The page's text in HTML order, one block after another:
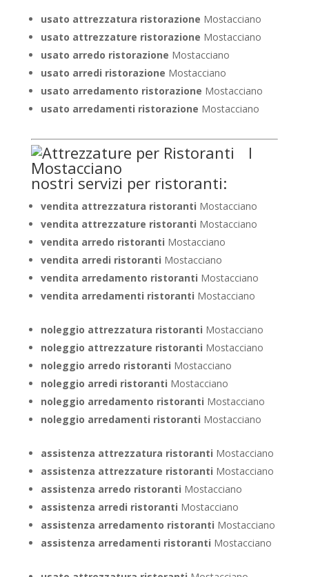
usato attrezzatura ristorazione Mostacciano
usato attrezzature ristorazione Mostacciano
usato arredo ristorazione Mostacciano
usato arredi ristorazione Mostacciano
usato arredamento ristorazione Mostacciano
usato arredamenti ristorazione Mostacciano
I
nostri servizi per ristoranti:
vendita attrezzatura ristoranti Mostacciano
vendita attrezzature ristoranti Mostacciano
vendita arredo ristoranti Mostacciano
vendita arredi ristoranti Mostacciano
vendita arredamento ristoranti Mostacciano
vendita arredamenti ristoranti Mostacciano
noleggio attrezzatura ristoranti Mostacciano
noleggio attrezzature ristoranti Mostacciano
noleggio arredo ristoranti Mostacciano
noleggio arredi ristoranti Mostacciano
noleggio arredamento ristoranti Mostacciano
noleggio arredamenti ristoranti Mostacciano
assistenza attrezzatura ristoranti Mostacciano
assistenza attrezzature ristoranti Mostacciano
assistenza arredo ristoranti Mostacciano
assistenza arredi ristoranti Mostacciano
assistenza arredamento ristoranti Mostacciano
assistenza arredamenti ristoranti Mostacciano